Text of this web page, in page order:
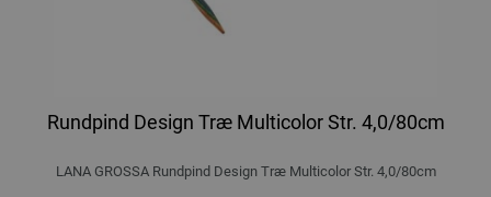
Rundpind Design Træ Multicolor Str. 4,0/80cm
LANA GROSSA Rundpind Design Træ Multicolor Str. 4,0/80cm